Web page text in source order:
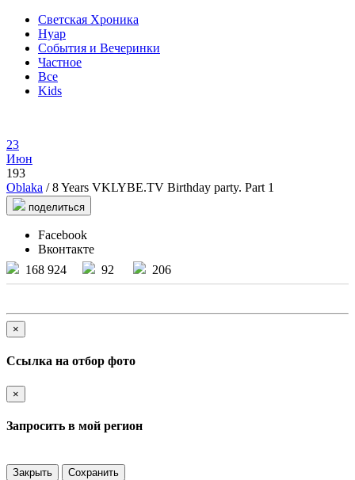
Светская Хроника
Нуар
События и Вечеринки
Частное
Все
Kids
23
Июн
193
Oblaka / 8 Years VKLYBE.TV Birthday party. Part 1
поделиться
Facebook
Вконтакте
168 924
92 206
×
Ссылка на отбор фото
×
Запросить в мой регион
Закрыть Сохранить